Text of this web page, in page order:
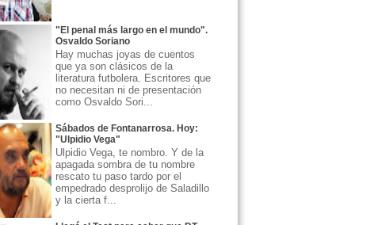
"El penal más largo en el mundo".
Osvaldo Soriano
Hay muchas joyas de cuentos
que ya son clásicos de la
literatura futbolera. Escritores que
no necesitan ni de presentación
como Osvaldo Sori...
Sábados de Fontanarrosa. Hoy:
"Ulpidio Vega"
Ulpidio Vega, te nombro. Y de la
apagada sombra de tu nombre
rescato tu paso tardo por el
empedrado desprolijo de Saladillo
y la cierta f...